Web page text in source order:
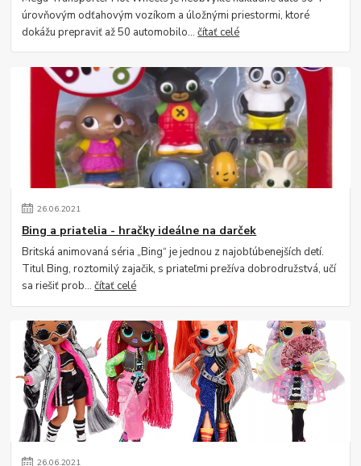
úrovňovým odťahovým vozíkom a úložnými priestormi, ktoré
dokážu prepraviť až 50 automobilo...čítať celé
26.06.2021
Bing a priatelia - hračky ideálne na darček
Britská animovaná séria „Bing“ je jednou z najobľúbenejších detí.
Titul Bing, roztomilý zajačik, s priateľmi prežíva dobrodružstvá, učí
sa riešiť prob...čítať celé
26.06.2021